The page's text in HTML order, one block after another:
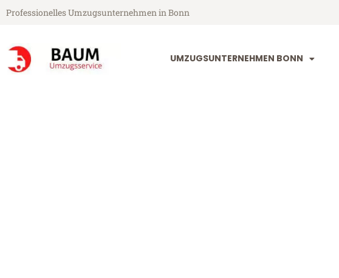
Professionelles Umzugsunternehmen in Bonn
UMZUGSUNTERNEHMEN BONN